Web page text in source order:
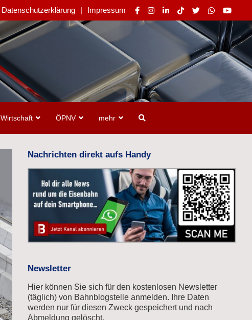
Datenschutzerklärung Impressum
Wirtschaft ÖPNV mehr
Nachrichten direkt aufs Handy
Newsletter
Hier können Sie sich für den kostenlosen Newsletter
(täglich) von Bahnblogstelle anmelden. Ihre Daten
werden nur für diesen Zweck gespeichert und nach
Abmeldung gelöscht.